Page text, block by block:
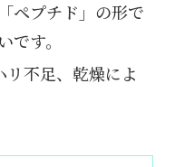
ペプチド」の形で
す。
リ不足、乾燥によ